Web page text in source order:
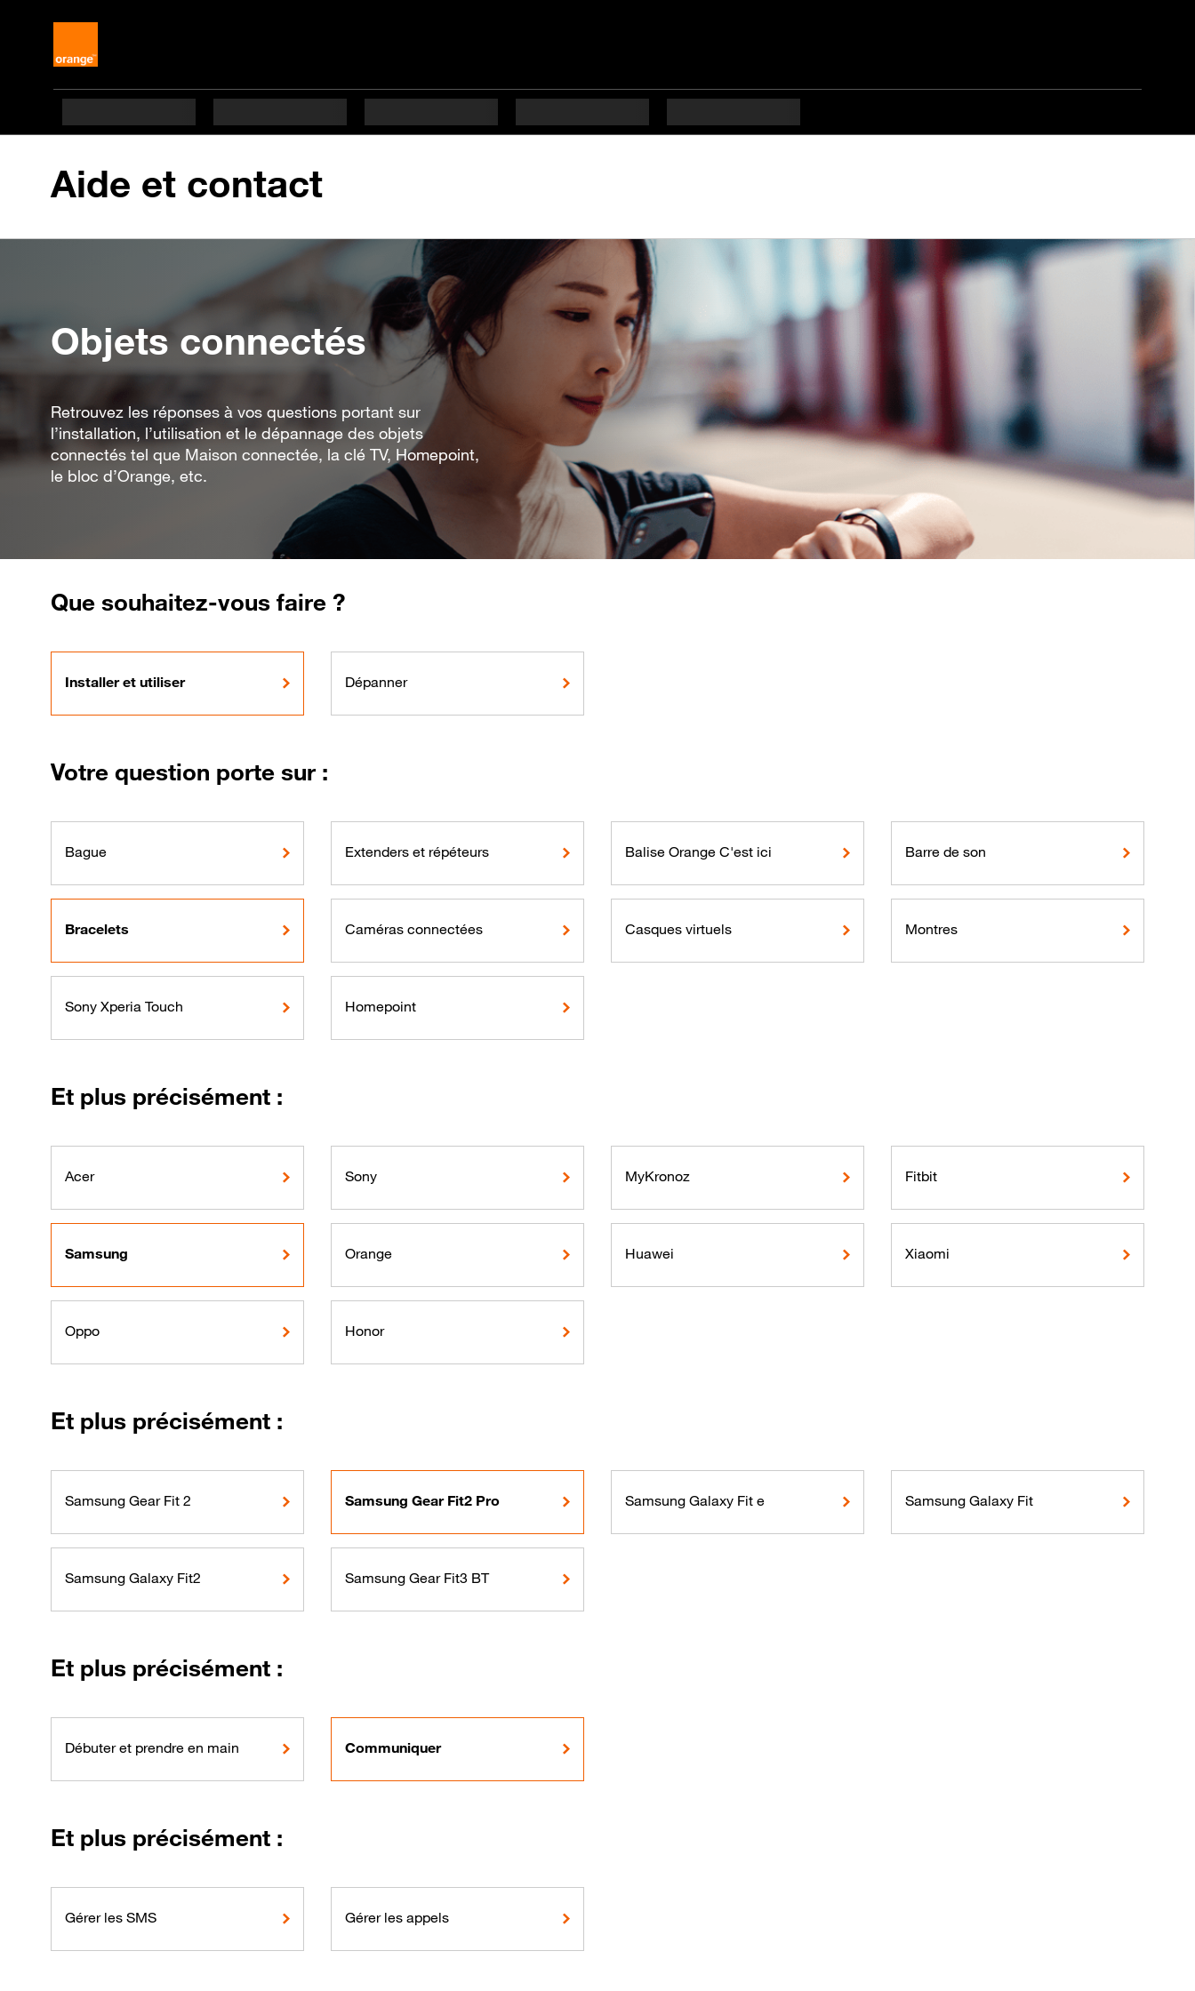
Aide et contact
Objets connectés
Retrouvez les réponses à vos questions portant sur
l’installation, l’utilisation et le dépannage des objets
connectés tel que Maison connectée, la clé TV, Homepoint,
le bloc d’Orange, etc.
Que souhaitez-vous faire ?
Installer et utiliser Dépanner
Votre question porte sur :
Bague Extenders et répéteurs Balise Orange C'est ici Barre de son
Bracelets Caméras connectées Casques virtuels Montres
Sony Xperia Touch Homepoint
Et plus précisément :
Acer Sony MyKronoz Fitbit
Samsung Orange Huawei Xiaomi
Oppo Honor
Et plus précisément :
Samsung Gear Fit 2 Samsung Gear Fit2 Pro Samsung Galaxy Fit e Samsung Galaxy Fit
Samsung Galaxy Fit2 Samsung Gear Fit3 BT
Et plus précisément :
Débuter et prendre en main Communiquer
Et plus précisément :
Gérer les SMS Gérer les appels